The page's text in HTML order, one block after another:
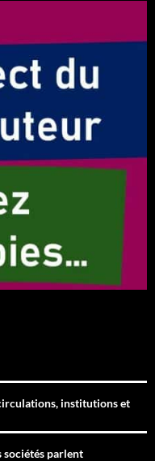
institutions et
sociétés parlent